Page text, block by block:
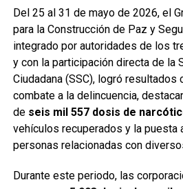
Entre las acciones destacadas se
relevantes en
Benito Juárez,
narcóticos, vehículos y
Del 25 al 31 de mayo de 2026, el
para la Construcción de Paz y
integrado por autoridades de los
y con la participación directa de la
Ciudadana (SSC), logró resultados
combate a la delincuencia,
de seis mil 557 dosis de
vehículos recuperados y la puesta
personas relacionadas con
Durante este periodo, las